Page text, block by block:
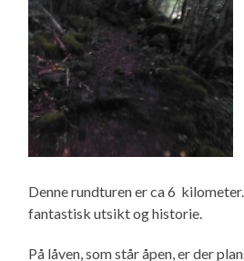
Denne rundturen er ca 6
fantastisk utsikt og historie.
På låven, som står åpen, er der